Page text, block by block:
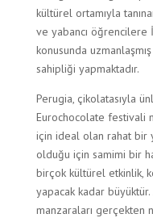
kültürel ortamıyla
ve yabancı
konusunda
sahipliği yapmaktadır.
Perugia, çikolatasıyla
Eurochocolate festivali
için ideal olan rahat bir
olduğu için samimi bir
birçok kültürel etkinlik,
yapacak kadar büyüktür.
manzaraları gerçekten